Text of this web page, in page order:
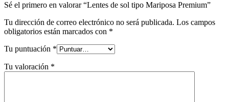
Sé el primero en valorar “Lentes de sol tipo Mariposa Premium”
Tu dirección de correo electrónico no será publicada. Los campos
obligatorios están marcados con *
Tu puntuación *
Tu valoración *